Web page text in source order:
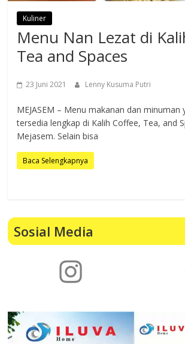
Kuliner
Menu Nan Lezat di
Tea and Spaces
23 Juni 2021 Lenny Kusuma Putri
MEJASEM – Menu makanan dan minuman
tersedia lengkap di Kalih Coffee, Tea, and
Mejasem. Selain bisa
Baca Selengkapnya
Sosial Media